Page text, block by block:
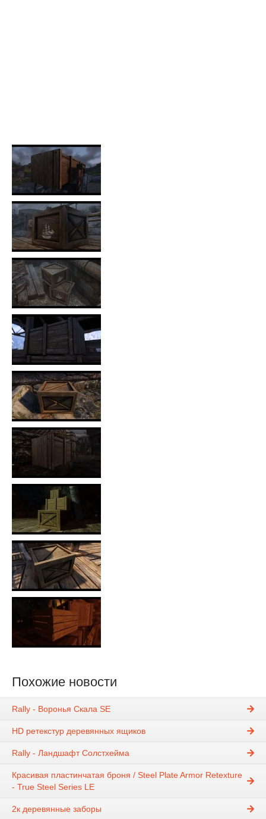
Похожие новости
Rally - Воронья Скала SE
HD ретекстур деревянных ящиков
Rally - Ландшафт Солстхейма
Красивая пластинчатая броня / Steel Plate Armor Retexture
- True Steel Series LE
2к деревянные заборы